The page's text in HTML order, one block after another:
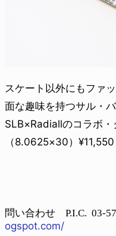
スケート以外にもファ
面な趣味を持つサル・
SLB×Radiallのコラボ・
（8.0625×30）¥11,550
問い合わせ P.I.C. 03-
ogspot.com/